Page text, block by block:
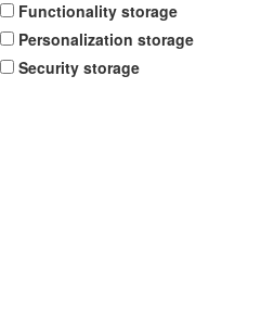
Functionality storage
Personalization storage
Security storage